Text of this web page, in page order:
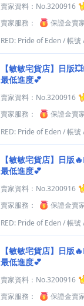
賣家資料： No.3200916
賣家服務：
保證金賣
RED: Pride of Eden/帳號
【敏敏宅貨店】日版
最低進度💕
賣家資料： No.3200916
賣家服務：
保證金賣
RED: Pride of Eden/帳號
【敏敏宅貨店】日版
最低進度💕
賣家資料： No.3200916
賣家服務：
保證金賣
RED: Pride of Eden/帳號
【敏敏宅貨店】日版
最低進度💕
賣家資料： No.3200916
賣家服務：
保證金賣